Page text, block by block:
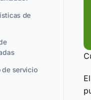
de
de servicio